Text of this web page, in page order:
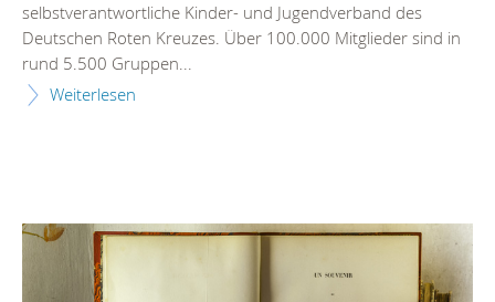
selbstverantwortliche Kinder- und Jugendverband des
Deutschen Roten Kreuzes. Über 100.000 Mitglieder sind in
rund 5.500 Gruppen...
Weiterlesen